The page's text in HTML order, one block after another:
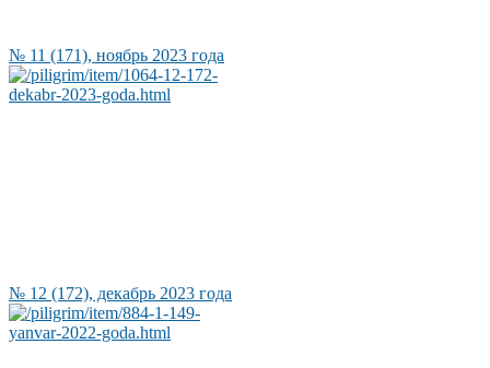
№ 11 (171), ноябрь 2023 года
№ 12 (172), декабрь 2023 года